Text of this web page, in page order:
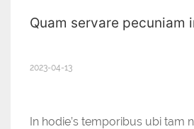
Quam servare pecuniam
2023-04-13
In hodie’s temporibus ubi tam